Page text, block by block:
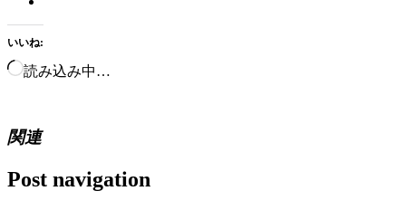
いいね:
読み込み中…
関連
Post navigation